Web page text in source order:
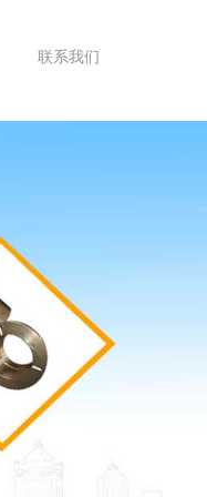
联系我们